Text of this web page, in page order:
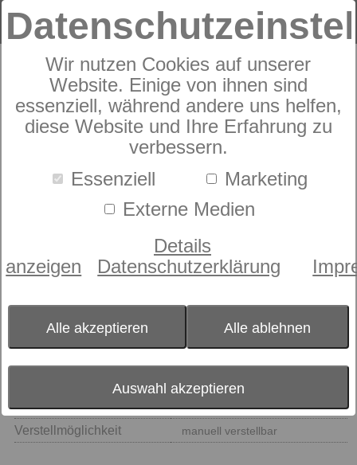
Wir nutzen Cookies auf unserer
Website. Einige von ihnen sind
essenziell, während andere uns helfen,
diese Website und Ihre Erfahrung zu
verbessern.
Essenziell
Marketing
Externe Medien
Details
anzeigen
Datenschutzerklärung
Alle akzeptieren Alle ablehnen
Auswahl akzeptieren
Rahmen
dormabell Vita KF
Größe
Verstellmöglichkeit
manuell verstellbar